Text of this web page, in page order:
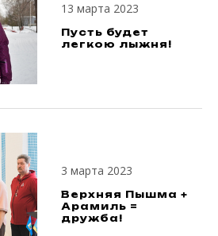
13 марта 2023
Пусть будет
легкою лыжня!
3 марта 2023
Верхняя Пышма +
Арамиль =
дружба!